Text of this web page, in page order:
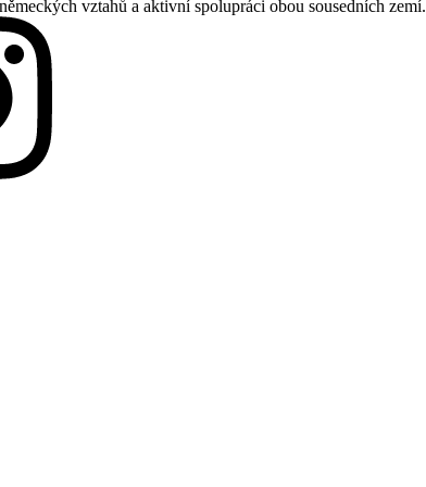
vztahů a aktivní spolupráci obou sousedních zemí.